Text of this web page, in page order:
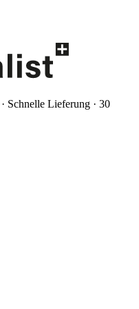
Schnelle Lieferung · 30